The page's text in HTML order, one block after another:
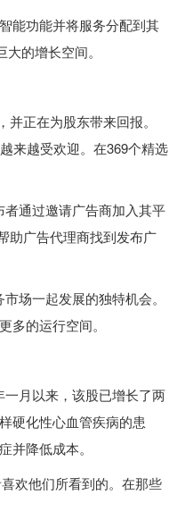
能功能并将服务分配到其
的增长空间。
正在为股东带来回报。
来越受欢迎。在369个精选
通过邀请广告商加入其平
助广告代理商找到发布广
场一起发展的独特机会。
的运行空间。
月以来，该股已增长了两
硬化性心血管疾病的患
降低成本。
欢他们所看到的。在那些